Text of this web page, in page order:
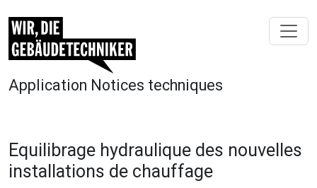
Application Notices techniques
Equilibrage hydraulique des nouvelles
installations de chauffage